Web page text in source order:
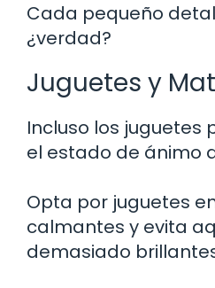
Cada pequeño
¿verdad?
Juguetes y
Incluso los juguetes
el estado de ánimo
Opta por juguetes
calmantes y evita
demasiado